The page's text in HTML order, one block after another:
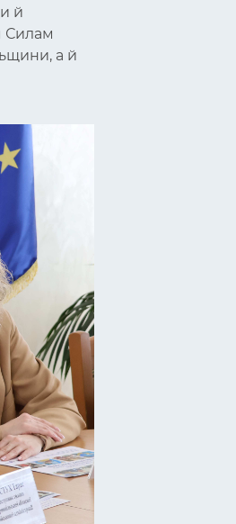
й
Силам
а й